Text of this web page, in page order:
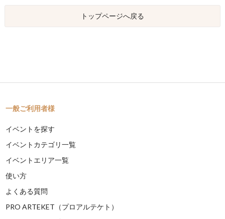
トップページへ戻る
一般ご利用者様
イベントを探す
イベントカテゴリ一覧
イベントエリア一覧
使い方
よくある質問
PRO ARTEKET（プロアルテケト）